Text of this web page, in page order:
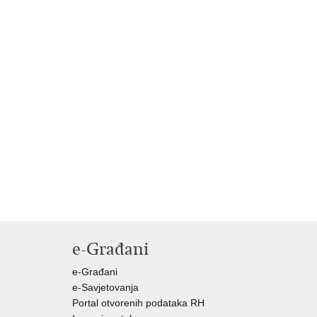
e-Građani
e-Građani
e-Savjetovanja
Portal otvorenih podataka RH